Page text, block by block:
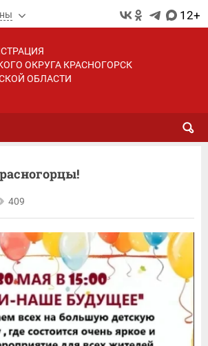
12+
ОКРУГА КРАСНОГОРСК
ОБЛАСТИ
409